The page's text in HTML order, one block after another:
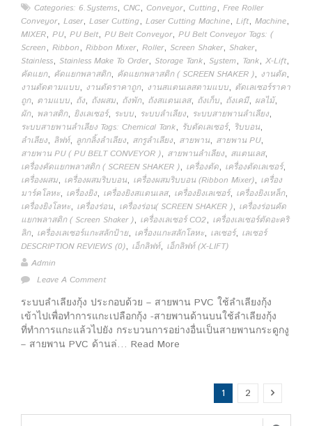
Categories: 6.Systems, CNC, Conveyor, Cutting, Free Roller
Conveyor, Laser, Laser Cutting, Laser Cutting Machine, Lift, Machine,
MIXER, PU, PU Belt, PU Belt Conveyor, PU Belt Conveyor Tags: (
Screen, Ribbon, Ribbon Mixer, Roller, Screen Shaker, Shaker,
Stainless, Stainless Make To Order, Storage Tank, System, Tank, X-Lift,
คัดแยก, คัดแยกพลาสติก, คัดแยกพลาสติก ( SCREEN SHAKER ), งานตัด,
งานตัดตามแบบ, งานตัดราคาถูก, งานสแตนเลสตามแบบ, ตัดเลเซอร์ราคา
ถูก, ตามแบบ, ถัง, ถังผสม, ถังพัก, ถังสแตนเลส, ถังเก็บ, ถังเคมี, ผลไม้,
ผัก, พลาสติก, ยิงเลเซอร์, ระบบ, ระบบลำเลียง, ระบบสายพานลำเลียง,
ระบบสายพานลำเลียง Tags: Chemical Tank, รับตัดเลเซอร์, ริบบอน,
ลำเลียง, ลิฟท์, ลูกกลิ้งลำเลียง, สกรูลำเลียง, สายพาน, สายพาน PU,
สายพาน PU ( PU BELT CONVEYOR ), สายพานลำเลียง, สแตนเลส,
เครื่องคัดแยกพลาสติก ( SCREEN SHAKER ), เครื่องตัด, เครื่องตัดเลเซอร์,
เครื่องผสม, เครื่องผสมริบบอน, เครื่องผสมริบบอน (Ribbon Mixer), เครื่อง
มาร์คโลหะ, เครื่องยิง, เครื่องยิงสแตนเลส, เครื่องยิงเลเซอร์, เครื่องยิงเหล็ก,
เครื่องยิงโลหะ, เครื่องร่อน, เครื่องร่อน( SCREEN SHAKER ), เครื่องร่อนคัด
แยกพลาสติก ( Screen Shaker ), เครื่องเลเซอร์ CO2, เครื่องเลเซอร์ตัดอะคริ
ลิก, เครื่องเลเซอร์แกะสลักป้าย, เครื่องแกะสลักโลหะ, เลเซอร์, เลเซอร์
DESCRIPTION REVIEWS (0), เอ็กลิฟท์, เอ็กลิฟท์ (X-LIFT)
Admin
Leave A Comment
ระบบลำเลียงกุ้ง ประกอบด้วย – สายพาน PVC ใช้ลำเลียงกุ้ง
เข้าไปเพื่อทำการแกะเปลือกกุ้ง -สายพานด้านบนใช้ลำเลียงกุ้ง
ที่ทำการแกะแล้วไปยัง กระบวนการอย่างอื่นเป็นสายพานกระดูกงู
– สายพาน PVC ด้านล่… Read More
1 2